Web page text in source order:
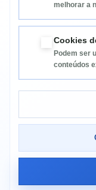
Categorias
melhorar a
Cookies
Podem ser
conteúdos